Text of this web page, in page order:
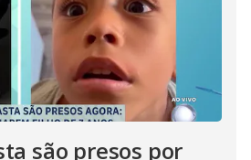
são presos por